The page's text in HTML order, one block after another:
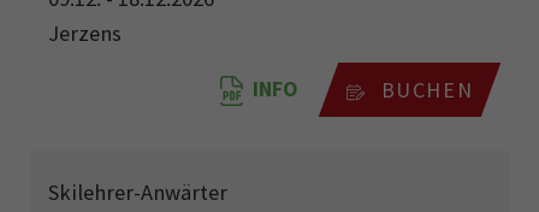
Jerzens
INFO BUCHEN
Skilehrer-Anwärter